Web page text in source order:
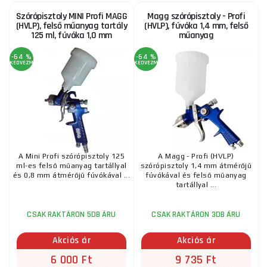
A szórópisztolyok működtetésének három különböző módja
van. Miben különböznek?
Kézi szórópisztoly (szórópisztoly)
Ez a legolcsóbb, de egyben a legkevésbé hatékony lehetőség.
Ez a típus egyszerű alkalmazásokhoz alkalmas, de nem érheti
el azt a pontosságot és egyenletes fedést, mint a fejlettebb
Akkumulátoros szórópisztoly
akkumulátorral van felszerelve. Előnye a mozgásszabadság,
azonban fel kell tölteni, hogy elegendő energiája legyen a
Elektromos szórópisztoly
RAKTÁRON a szállítónál
MEGVENNI 8 700 Ft
RAKTÁRON a szállítónál
MEGVENNI 3 685 Ft
Szórópisztoly MINI Profi MAGG
(HVLP), felső műanyag tartály
125 ml, fúvóka 1,0 mm
-64 %
KEDVEZMÉNY
A Mini Profi szórópisztoly 125
ml-es felső műanyag tartállyal
és 0,8 mm átmérőjű fúvókával ...
CSAK RAKTÁRON 5DB ÁRU
Akciós ár
6 000 Ft
Magg szórópisztoly - Profi
(HVLP), fúvóka 1,4 mm, felső
műanyag
-64 %
KEDVEZMÉNY
A Magg - Profi (HVLP)
szórópisztoly 1,4 mm átmérőjű
fúvókával és felső műanyag
tartállyal ...
CSAK RAKTÁRON 3DB ÁRU
Akciós ár
9 735 Ft